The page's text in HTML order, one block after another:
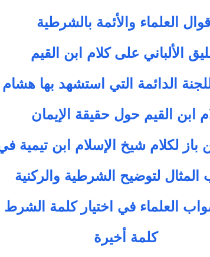
أقوال العلماء والأئمة بالشرطية
الألباني على كلام ابن القيم
الدائمة التي استشهد بها هشام
ابن القيم حول حقيقة الإيمان
باز لكلام شيخ الإسلام ابن تيمية
لتوضيح الشرطية والركنية
العلماء في اختيار كلمة الشرط
كلمة أخيرة